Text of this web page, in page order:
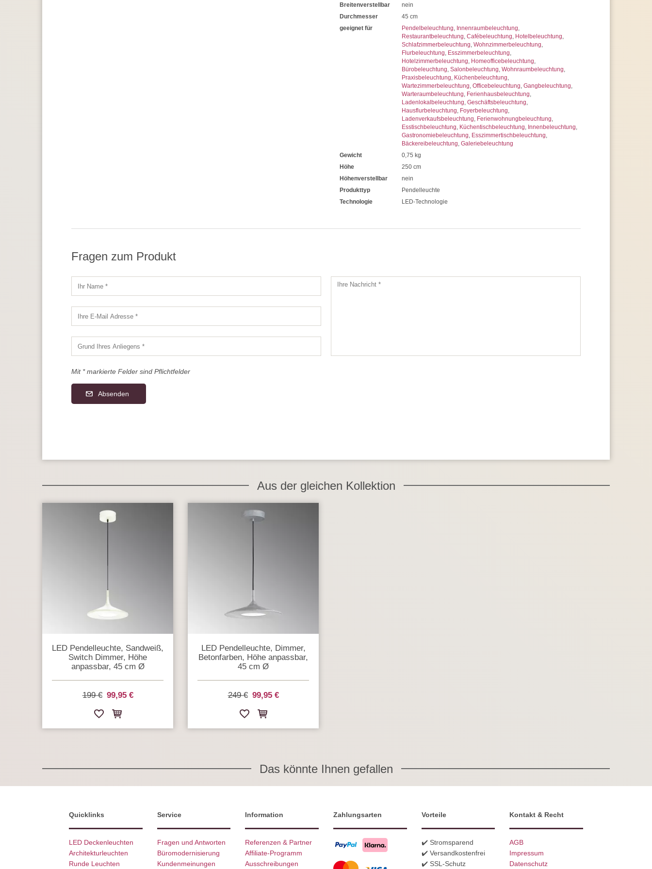
Breitenverstellbar
nein
Durchmesser
45 cm
geeignet für
Pendelbeleuchtung, Innenraumbeleuchtung,
Restaurantbeleuchtung, Cafébeleuchtung, Hotelbeleuchtung,
Schlafzimmerbeleuchtung, Wohnzimmerbeleuchtung,
Flurbeleuchtung, Esszimmerbeleuchtung,
Hotelzimmerbeleuchtung, Homeofficebeleuchtung,
Bürobeleuchtung, Salonbeleuchtung, Wohnraumbeleuchtung,
Praxisbeleuchtung, Küchenbeleuchtung,
Wartezimmerbeleuchtung, Officebeleuchtung, Gangbeleuchtung,
Warteraumbeleuchtung, Ferienhausbeleuchtung,
Ladenlokalbeleuchtung, Geschäftsbeleuchtung,
Hausflurbeleuchtung, Foyerbeleuchtung,
Ladenverkaufsbeleuchtung, Ferienwohnungbeleuchtung,
Esstischbeleuchtung, Küchentischbeleuchtung, Innenbeleuchtung,
Gastronomiebeleuchtung, Esszimmertischbeleuchtung,
Bäckereibeleuchtung, Galeriebeleuchtung
Gewicht
0,75 kg
Höhe
250 cm
Höhenverstellbar
nein
Produkttyp
Pendelleuchte
Technologie
LED-Technologie
Fragen zum Produkt
Mit * markierte Felder sind Pflichtfelder
Absenden
Aus der gleichen Kollektion
LED Pendelleuchte, Sandweiß,
Switch Dimmer, Höhe
anpassbar, 45 cm Ø
199 € 99,95 €
LED Pendelleuchte, Dimmer,
Betonfarben, Höhe anpassbar,
45 cm Ø
249 € 99,95 €
Das könnte Ihnen gefallen
Quicklinks
LED Deckenleuchten
Architekturleuchten
Runde Leuchten
Service
Fragen und Antworten
Büromodernisierung
Kundenmeinungen
Information
Referenzen & Partner
Affiliate-Programm
Ausschreibungen
Zahlungsarten Vorteile
✔️ Stromsparend
✔️ Versandkostenfrei
✔️ SSL-Schutz
Kontakt & Recht
AGB
Impressum
Datenschutz